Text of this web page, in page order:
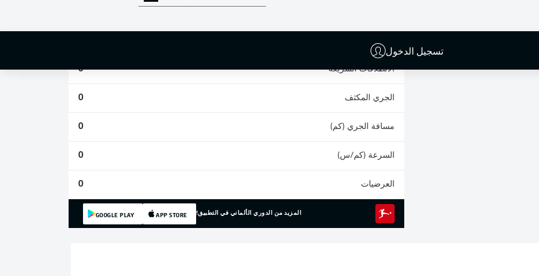
تسجيل الدخول
الانطلاقات السريعة 0
الجري المكثف 0
مسافة الجري (كم) 0
السرعة (كم/س) 0
العرضيات 0
المزيد من الدوري الألماني في التطبيق! APP STORE
GOOGLE PLAY